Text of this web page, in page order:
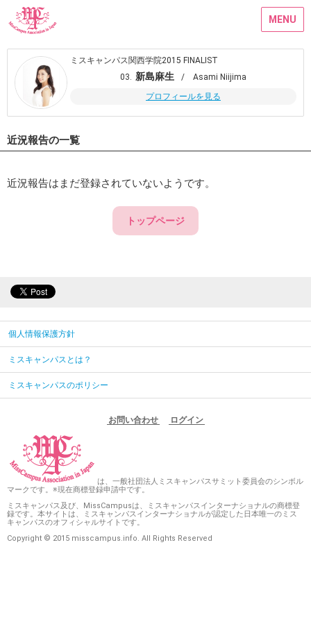
MENU
ミスキャンパス関西学院2015 FINALIST
03. 新島麻生
/ Asami Niijima
プロフィールを見る
近況報告の一覧
近況報告はまだ登録されていないようです。
トップページ
個人情報保護方針
ミスキャンパスとは？
ミスキャンパスのポリシー
お問い合わせ ログイン
は、一般社団法人ミスキャンパスサミット委員会のシンボル
マークです。※現在商標登録申請中です。
ミスキャンパス及び、MissCampusは、ミスキャンパスインターナショナルの商標登
録です。本サイトは、ミスキャンパスインターナショナルが認定した日本唯一のミス
キャンパスのオフィシャルサイトです。
Copyright © 2015 misscampus.info. All Rights Reserved